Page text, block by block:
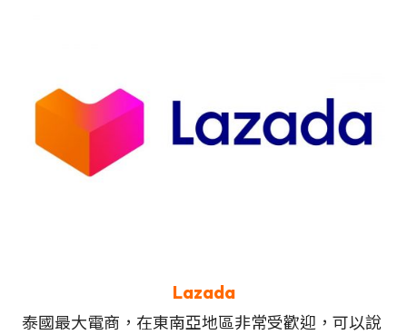
Lazada
泰國最大電商，在東南亞地區非常受歡迎，可以說